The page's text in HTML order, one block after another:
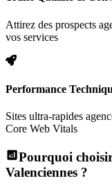
Attirez des prospects
vos services
Performance
Sites ultra-rapides
Core Web Vitals
Pourquoi
Valenciennes ?